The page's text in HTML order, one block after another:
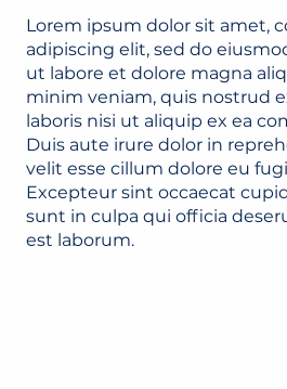
Lorem ipsum dolor sit amet,
adipiscing elit, sed do
ut labore et dolore magna
minim veniam, quis nostrud
laboris nisi ut aliquip ex ea
Duis aute irure dolor in
velit esse cillum dolore eu
Excepteur sint occaecat
sunt in culpa qui officia
est laborum.